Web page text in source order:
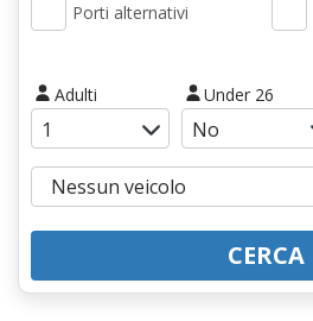
Porti alternativi
Adulti Under 26
CERCA